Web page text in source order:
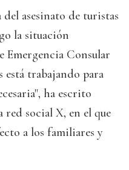
asesinato de turistas
la situación
Emergencia Consular
trabajando para
ha escrito
red social X, en el que
a los familiares y